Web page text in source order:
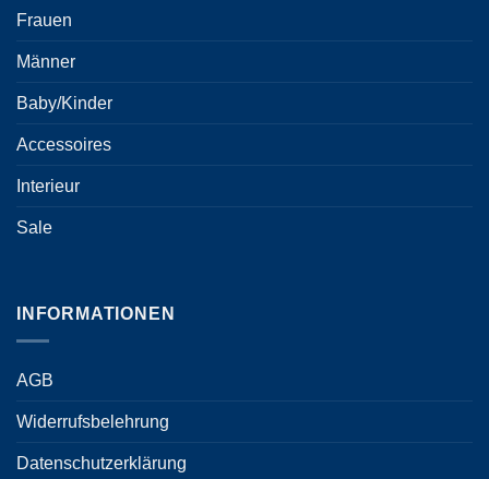
Frauen
Männer
Baby/Kinder
Accessoires
Interieur
Sale
INFORMATIONEN
AGB
Widerrufsbelehrung
Datenschutzerklärung